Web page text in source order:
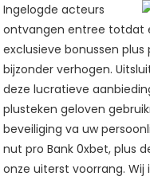
Ingelogde acteurs
ontvangen entree totdat
exclusieve bonussen
bijzonder verhogen.
deze lucratieve
plusteken geloven
beveiliging va uw
nut pro Bank 0xbet, plus
onze uiterst voorrang.